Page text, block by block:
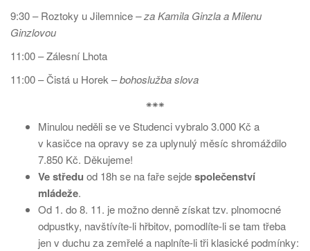
9:30 – Roztoky u Jilemnice– za Kamila Ginzla a Milenu
Ginzlovou
11:00 – Zálesní Lhota
11:00 – Čistá u Horek –bohoslužba slova
⁕⁕⁕
Minulou neděli se ve Studenci vybralo 3.000 Kč a
v kasičce na opravy se za uplynulý měsíc shromáždilo
7.850 Kč. Děkujeme!
Ve středu od 18h se na faře sejdespolečenství
mládeže.
Od 1. do 8. 11. je možno denně získat tzv. plnomocné
odpustky, navštívíte‑li hřbitov, pomodlíte-li se tam třeba
jen v duchu za zemřelé a naplníte-li tři klasické podmínky: